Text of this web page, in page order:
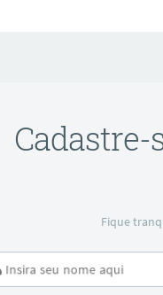
Cadastre-
Fique